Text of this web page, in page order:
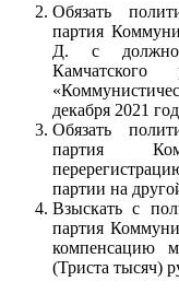
Обязать
партия
Д. с
Камчатского
декабря 2021
Обязать
партия
партии на
Взыскать с
партия
компенсацию
(Триста тысяч)